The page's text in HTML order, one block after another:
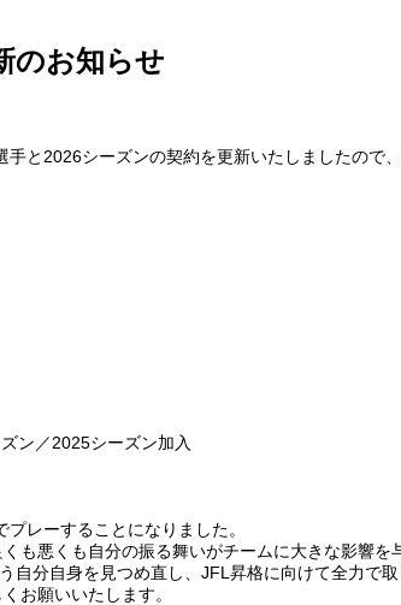
のお知らせ
と2026シーズンの契約を更新いたしましたので
ン／2025シーズン加入
レーすることになりました。
も悪くも自分の振る舞いがチームに大きな影響を
自分自身を見つめ直し、JFL昇格に向けて全力で取
お願いいたします。